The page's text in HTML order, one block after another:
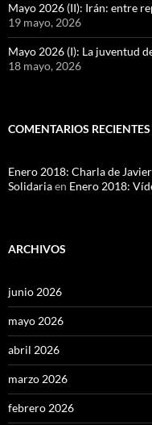
Mayo 2026 (II): Irán: entre
19 mayo, 2026
Mayo 2026 (I): La juventud
18 mayo, 2026
COMENTARIOS RECIENTES
Enero 2018: Charla de
Solidariaen Enero 2018:
ARCHIVOS
junio 2026
mayo 2026
abril 2026
marzo 2026
febrero 2026